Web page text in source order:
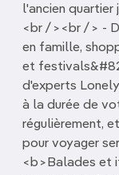
l'ancien
<br /><br /> -
en famille,
et
d'experts
à la durée de
régulièrement,
pour voyager
<b>Balades et